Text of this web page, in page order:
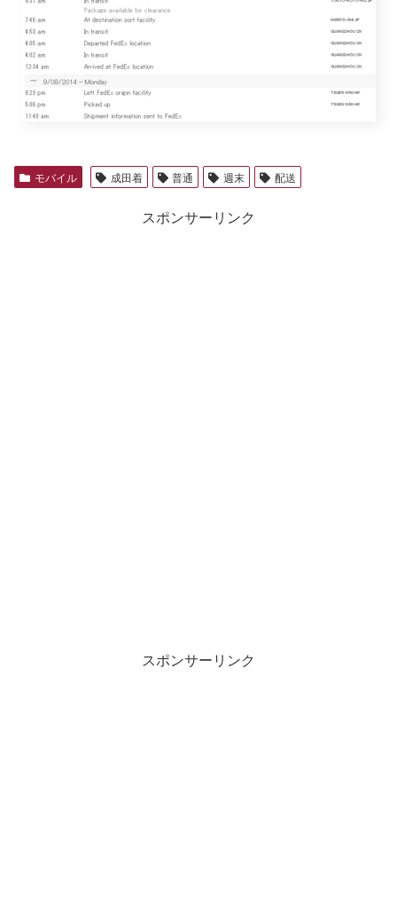
モバイル 成田着 普通 週末 配送
スポンサーリンク
スポンサーリンク